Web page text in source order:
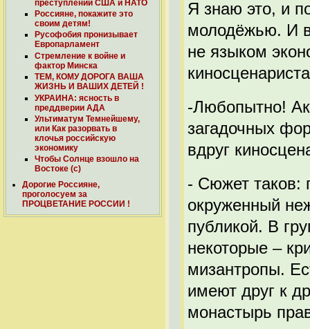
преступлений США и НАТО
Россияне, покажите это
своим детям!
Русофобия пронизывает
Европарламент
Стремление к войне и
фактор Минска
ТЕМ, КОМУ ДОРОГА ВАША
ЖИЗНЬ И ВАШИХ ДЕТЕЙ !
УКРАИНА: ясность в
преддверии АДА
Ультиматум Темнейшему,
или Как разорвать в
клочья российскую
экономику
Чтобы Солнце взошло на
Востоке (с)
Дорогие Россияне,
проголосуем за
ПРОЦВЕТАНИЕ РОССИИ !
Я знаю это, и
молодёжью. И
не языком
-Любопытно!
загадочных
вдруг
- Сюжет таков:
окруженный
публикой. В
некоторые –
мизантропы.
имеют друг к
монастырь